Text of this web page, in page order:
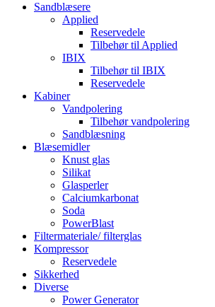
Sandblæsere
Applied
Reservedele
Tilbehør til Applied
IBIX
Tilbehør til IBIX
Reservedele
Kabiner
Vandpolering
Tilbehør vandpolering
Sandblæsning
Blæsemidler
Knust glas
Silikat
Glasperler
Calciumkarbonat
Soda
PowerBlast
Filtermateriale/ filterglas
Kompressor
Reservedele
Sikkerhed
Diverse
Power Generator